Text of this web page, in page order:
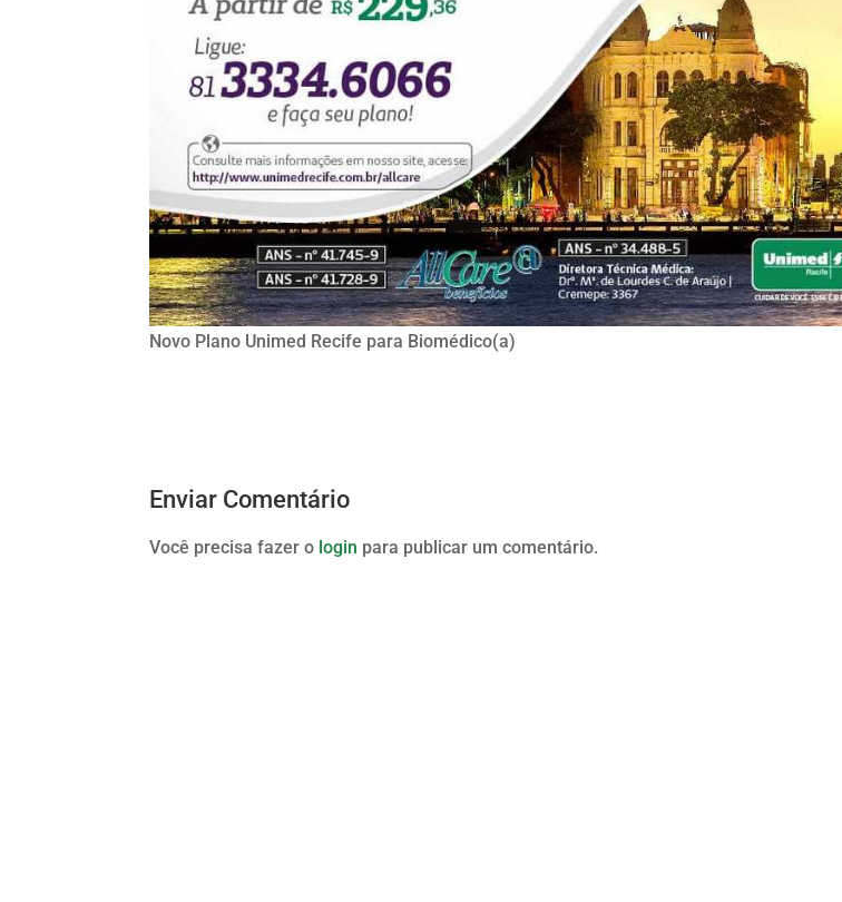
Novo Plano Unimed Recife para Biomédico(a)
Enviar Comentário
Você precisa fazer o login para publicar um comentário.